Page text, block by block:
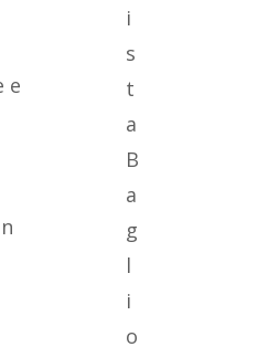
e
i
s
t
a
B
a
g
l
i
o